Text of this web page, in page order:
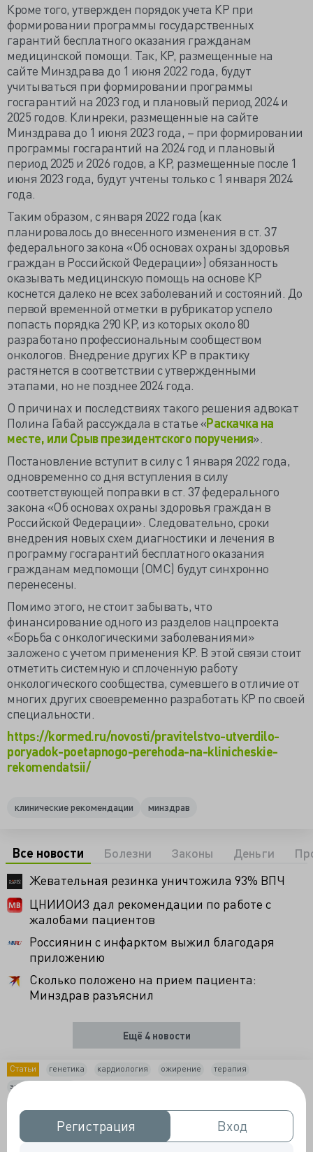
Регистрация
Регистрация Вход
Вход
Кроме того, утвержден порядок учета КР при
формировании программы государственных
гарантий бесплатного оказания гражданам
медицинской помощи. Так, КР, размещенные на
сайте Минздрава до 1 июня 2022 года, будут
учитываться при формировании программы
госгарантий на 2023 год и плановый период 2024 и
2025 годов. Клинреки, размещенные на сайте
Минздрава до 1 июня 2023 года, – при формировании
программы госгарантий на 2024 год и плановый
период 2025 и 2026 годов, а КР, размещенные после 1
июня 2023 года, будут учтены только с 1 января 2024
года.
Таким образом, с января 2022 года (как
планировалось до внесенного изменения в ст. 37
федерального закона «Об основах охраны здоровья
граждан в Российской Федерации») обязанность
оказывать медицинскую помощь на основе КР
коснется далеко не всех заболеваний и состояний. До
первой временной отметки в рубрикатор успело
попасть порядка 290 КР, из которых около 80
разработано профессиональным сообществом
онкологов. Внедрение других КР в практику
растянется в соответствии с утвержденными
этапами, но не позднее 2024 года.
О причинах и последствиях такого решения адвокат
Полина Габай рассуждала в статье «Раскачка на
месте, или Срыв президентского поручения».
Постановление вступит в силу с 1 января 2022 года,
одновременно со дня вступления в силу
соответствующей поправки в ст. 37 федерального
закона «Об основах охраны здоровья граждан в
Российской Федерации». Следовательно, сроки
внедрения новых схем диагностики и лечения в
программу госгарантий бесплатного оказания
гражданам медпомощи (ОМС) будут синхронно
перенесены.
Помимо этого, не стоит забывать, что
финансирование одного из разделов нацпроекта
«Борьба с онкологическими заболеваниями»
заложено с учетом применения КР. В этой связи стоит
отметить системную и сплоченную работу
онкологического сообщества, сумевшего в отличие от
многих других своевременно разработать КР по своей
специальности.
https://kormed.ru/novosti/pravitelstvo-utverdilo-
poryadok-poetapnogo-perehoda-na-klinicheskie-
rekomendatsii/
клинические рекомендации минздрав
Все новости Болезни Законы Деньги
Жевательная резинка уничтожила 93% ВПЧ
ЦНИИОИЗ дал рекомендации по работе с
жалобами пациентов
Россиянин с инфарктом выжил благодаря
приложению
Сколько положено на прием пациента:
Минздрав разъяснил
Ещё 4 новости
Статьи генетика кардиология ожирение
терапия
эндокринология
Новые подходы к лечению ожирения:
генетические аспекты, терапия на основе
инкретинов